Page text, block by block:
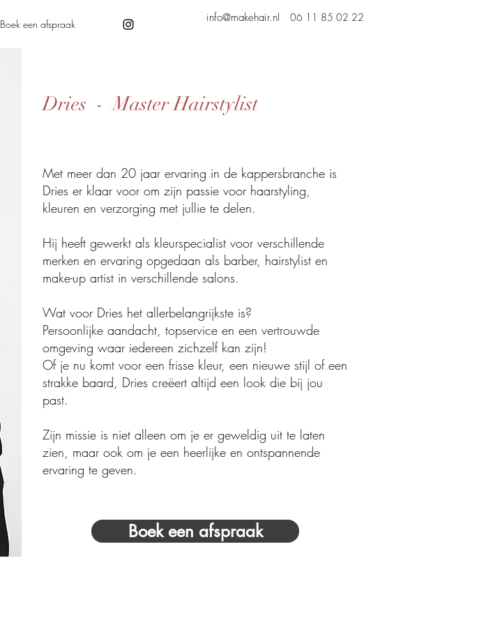
Boek een afspraak info@makehair.nl 06 11 85 02 22
Dries - Master Hairstylist
Met meer dan 20 jaar ervaring in de kappersbranche is
Dries er klaar voor om zijn passie voor haarstyling,
kleuren en verzorging met jullie te delen.
Hij heeft gewerkt als kleurspecialist voor verschillende
merken en ervaring opgedaan als barber, hairstylist en
make-up artist in verschillende salons.
Wat voor Dries het allerbelangrijkste is?
Persoonlijke aandacht, topservice en een vertrouwde
omgeving waar iedereen zichzelf kan zijn!
Of je nu komt voor een frisse kleur, een nieuwe stijl of een
strakke baard, Dries creëert altijd een look die bij jou
past.
Zijn missie is niet alleen om je er geweldig uit te laten
zien, maar ook om je een heerlijke en ontspannende
ervaring te geven.
Boek een afspraak